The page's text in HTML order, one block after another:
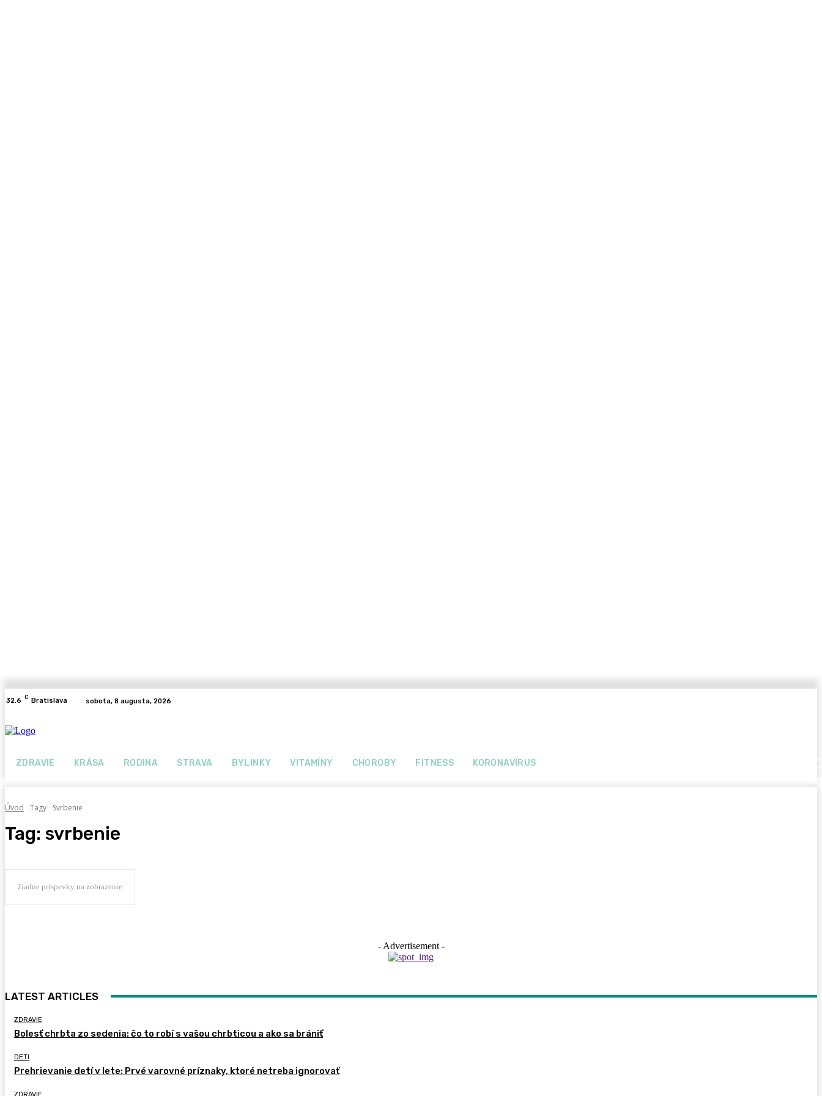
32.6 C Bratislava sobota, 8 augusta, 2026
ZDRAVIE KRÁSA RODINA STRAVA BYLINKY VITAMÍNY CHOROBY FITNESS KORONAVÍRUS
Úvod Tagy Svrbenie
Tag: svrbenie
žiadne príspevky na zobrazenie
- Advertisement -
LATEST ARTICLES
ZDRAVIE
Bolesť chrbta zo sedenia: čo to robí s vašou chrbticou a ako sa brániť
DETI
Prehrievanie detí v lete: Prvé varovné príznaky, ktoré netreba ignorovať